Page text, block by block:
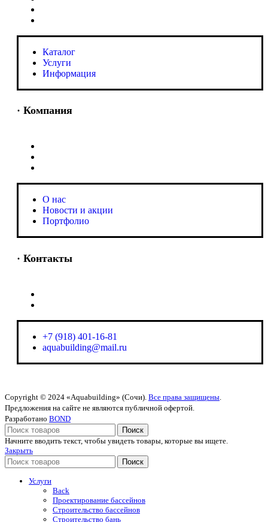
Каталог
Услуги
Информация
· Компания
O нас
Новости и акции
Портфолио
· Контакты
+7 (918) 401-16-81
aquabuilding@mail.ru
Copyright © 2024 «Aquabuilding» (Сочи). Все права защищены.
Предложения на сайте не являются публичной офертой.
Разработано BOND
Поиск
Начните вводить текст, чтобы увидеть товары, которые вы ищете.
Закрыть
Поиск
Услуги
Back
Проектирование бассейнов
Строительство бассейнов
Строительство бань